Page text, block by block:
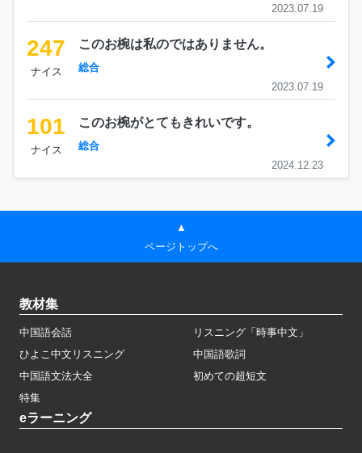
2023.07.19
247
ナイス
このお椀は私のではありません。
総合
2023.07.19
101
ナイス
このお椀がとてもきれいです。
総合
2024.12.23
▲
ページトップへ
教材集
中国語会話
リスニング「時事中文」
ひよこ中文リスニング
中国語歌詞
中国語文法大全
初めての超短文
特集
eラーニング